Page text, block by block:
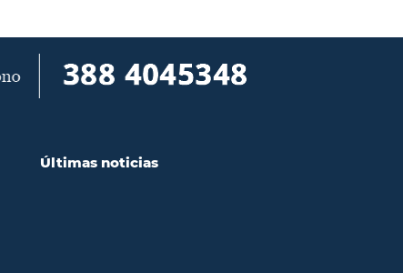
Últimas noticias